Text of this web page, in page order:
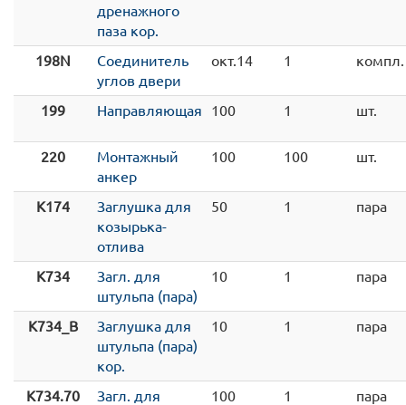
дренажного
паза кор.
198N
Соединитель
углов двери
окт.14 1 компл.
199 Направляющая 100 1 шт.
220
Монтажный
анкер
100 100 шт.
K174
Заглушка для
козырька-
отлива
50 1 пара
K734
Загл. для
штульпа (пара)
10 1 пара
K734_B
Заглушка для
штульпа (пара)
кор.
10 1 пара
K734.70
Загл. для
100 1 пара